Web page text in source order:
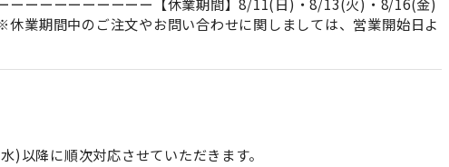
ーーーーーーーーーー【休業期間】8/11(日)・8/13(火)・8/16(金)
業期間中のご注文やお問い合わせに関しましては、営業開始日よ
以降に順次対応させていただきます。